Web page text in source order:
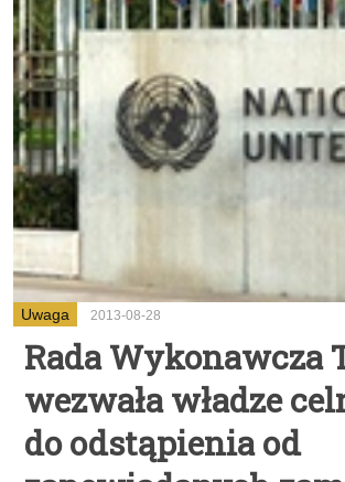
Uwaga 2013-08-28
Rada Wykonawcza
wezwała władze
do odstąpienia od